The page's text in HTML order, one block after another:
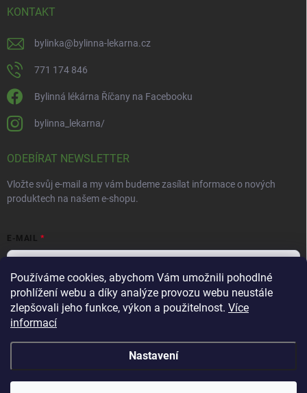
Používáme cookies, abychom Vám umožnili pohodlné
prohlížení webu a díky analýze provozu webu neustále
zlepšovali jeho funkce, výkon a použitelnost. Více
informací
Nastavení
KONTAKT
bylinka@bylinna-lekarna.cz
771 174 846
Bylinná lékárna Říčany na Facebooku
bylinna_lekarna/
ODEBÍRAT NEWSLETTER
Vložte svůj e-mail a my vám budeme zasílat informace o nových
produktech na našem e-shopu.
E-MAIL
Vložením e-mailu souhlasíte spodmínkami ochrany osobních údajů
Přihlásit se